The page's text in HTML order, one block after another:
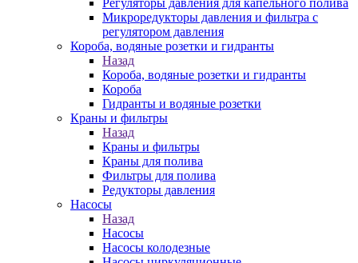
Регуляторы давления для капельного полива
Микроредукторы давления и фильтра с
регулятором давления
Короба, водяные розетки и гидранты
Назад
Короба, водяные розетки и гидранты
Короба
Гидранты и водяные розетки
Краны и фильтры
Назад
Краны и фильтры
Краны для полива
Фильтры для полива
Редукторы давления
Насосы
Назад
Насосы
Насосы колодезные